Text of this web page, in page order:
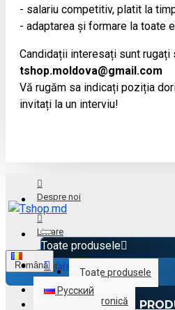
- salariu competitiv, platit la
- adaptarea și formare la toate
Candidații interesați sunt
tshop.moldova@gmail.com
Vă rugăm sa indicați poziția
invitați la un interviu!
Despre noi
Livrare
Achitare
Toate produsele
Toate produsele
Electronică
Română
Русский
Menu
CATALOGUL